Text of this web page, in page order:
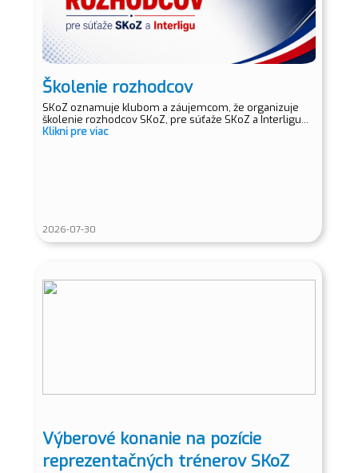
Školenie rozhodcov
SKoZ oznamuje klubom a záujemcom, že organizuje
školenie rozhodcov SKoZ, pre súťaže SKoZ a Interligu...
Klikni pre viac
2026-07-30
Výberové konanie na pozície
reprezentačných trénerov SKoZ